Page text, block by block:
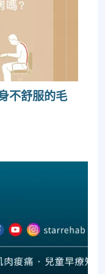
不舒服的毛